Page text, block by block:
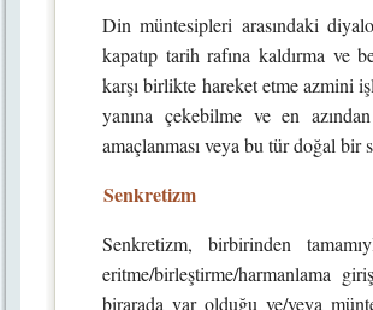
Din müntesipleri arasındaki
kapatıp tarih rafına kaldırma ve
karşı birlikte hareket etme azmini
yanına çekebilme ve en
amaçlanması veya bu tür doğal bir
Senkretizm
Senkretizm, birbirinden
eritme/birleştirme/harmanlama
birarada var olduğu ve/veya